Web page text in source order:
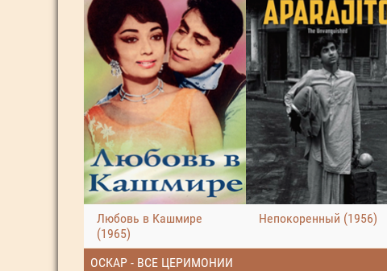
Любовь в Кашмире
(1965)
Непокоренный (1956)
ОСКАР - ВСЕ ЦЕРИМОНИИ